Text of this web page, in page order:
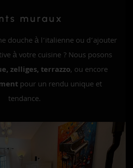
muraux
douche à l’italienne ou d’ajouter
à votre cuisine ? Nous posons
zelliges, terrazzo, ou encore
pour un rendu unique et
tendance.